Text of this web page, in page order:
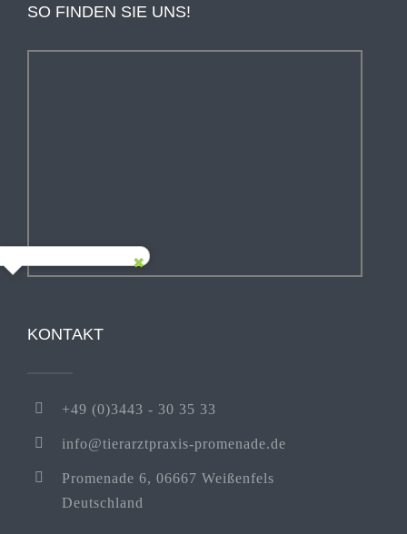
SO FINDEN SIE UNS!
KONTAKT
+49 (0)3443 - 30 35 33
info@tierarztpraxis-promenade.de
Promenade 6, 06667 Weißenfels
Deutschland